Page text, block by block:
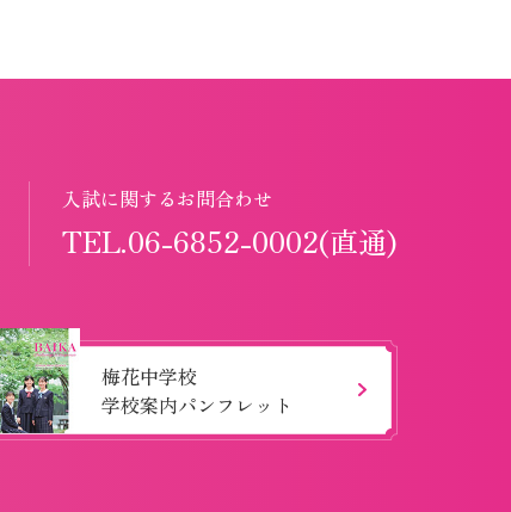
入試に関するお問合わせ
TEL.06-6852-0002(直通)
梅花中学校
学校案内パンフレット